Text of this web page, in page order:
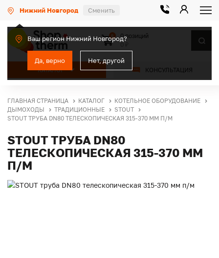
Нижний Новгород Сменить
Ваш регион Нижний Новгород?
Да, верно Нет, другой
КАТАЛОГ КОНСУЛЬТАЦИЯ
0
0 позиций
ГЛАВНАЯ СТРАНИЦА КАТАЛОГ
КОТЕЛЬНОЕ ОБОРУДОВАНИЕ
ДЫМОХОДЫ
ТРАДИЦИОННЫЕ
STOUT
STOUT ТРУБА DN80 ТЕЛЕСКОПИЧЕСКАЯ 315-370 ММ П/М
STOUT ТРУБА DN80
ТЕЛЕСКОПИЧЕСКАЯ 315-370 ММ
П/М